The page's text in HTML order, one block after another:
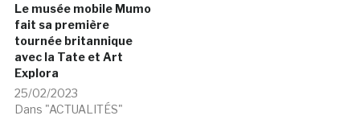
Le musée mobile Mumo
fait sa première
tournée britannique
avec la Tate et Art
Explora
25/02/2023
Dans "ACTUALITÉS"